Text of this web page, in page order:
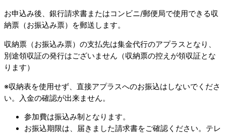
お申込み後、銀行請求書またはコンビニ/郵便局で使用できる収
納票（お振込み票）を郵送します。
収納票（お振込み票）の支払先は集金代行のアプラスとなり、
別途領収証の発行はございません（収納票の控えが領収証とな
ります）
※収納表を使用せず、直接アプラスへのお振込はしないでくださ
い。入金の確認が出来ません。
参加費は振込み制となります。
お振込期限は、届きました請求書をご確認ください。テレ